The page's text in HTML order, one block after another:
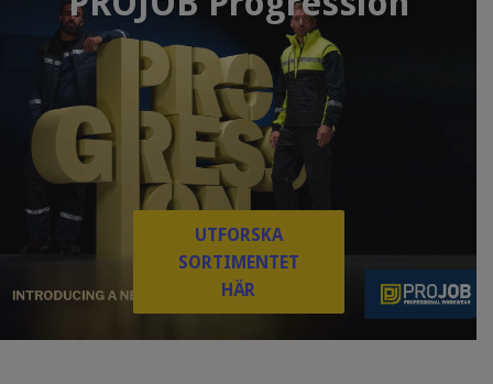
UTFORSKA
SORTIMENTET
HÄR